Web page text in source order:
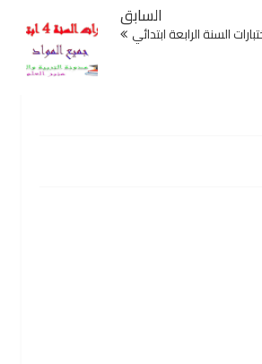
السابق
السنة الرابعة ابتدائي